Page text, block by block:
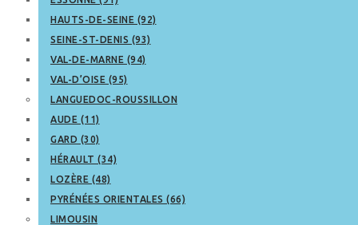
HAUTS-DE-SEINE (92)
SEINE-ST-DENIS (93)
VAL-DE-MARNE (94)
VAL-D’OISE (95)
LANGUEDOC-ROUSSILLON
AUDE (11)
GARD (30)
HÉRAULT (34)
LOZÈRE (48)
PYRÉNÉES ORIENTALES (66)
LIMOUSIN